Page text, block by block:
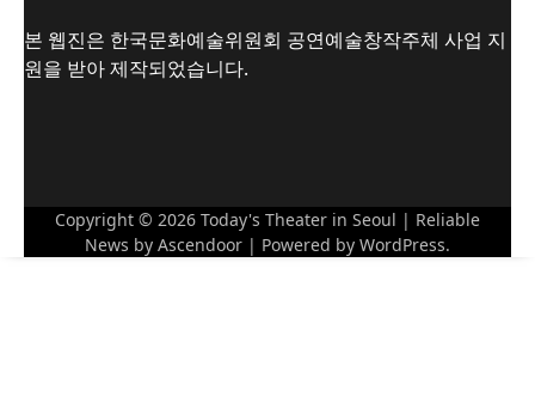
본 웹진은 한국문화예술위원회 공연예술창작주체 사업 지
원을 받아 제작되었습니다.
Copyright © 2026 Today's Theater in Seoul | Reliable
News by Ascendoor | Powered by WordPress.